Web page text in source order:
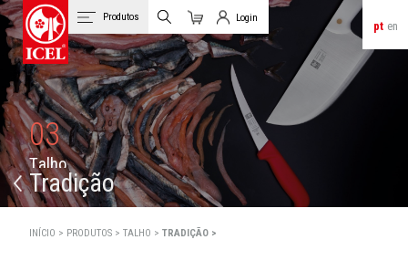
pt en
Produtos
Carrinho
Login
Login de Clientes
03
Talho
Tradição
INÍCIO > PRODUTOS >TALHO >TRADIÇÃO >